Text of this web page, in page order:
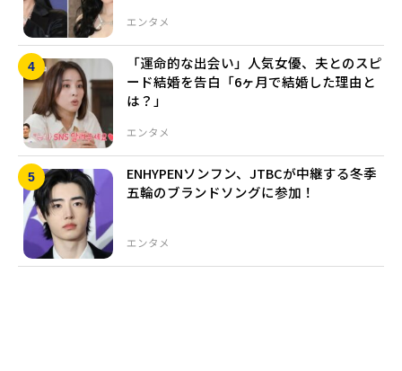
エンタメ
エンタメ
「運命的な出会い」人気女優、夫とのスピ
ード結婚を告白「6ヶ月で結婚した理由と
は？」
エンタメ
ENHYPENソンフン、JTBCが中継する冬季
五輪のブランドソングに参加！